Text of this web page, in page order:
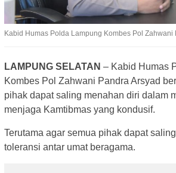
Kabid Humas Polda Lampung Kombes Pol Zahwani
LAMPUNG SELATAN – Kabid Humas
Kombes Pol Zahwani Pandra Arsyad
pihak dapat saling menahan diri dalam
menjaga Kamtibmas yang kondusif.
Terutama agar semua pihak dapat
toleransi antar umat beragama.